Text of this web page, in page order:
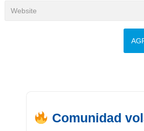
Comunidad